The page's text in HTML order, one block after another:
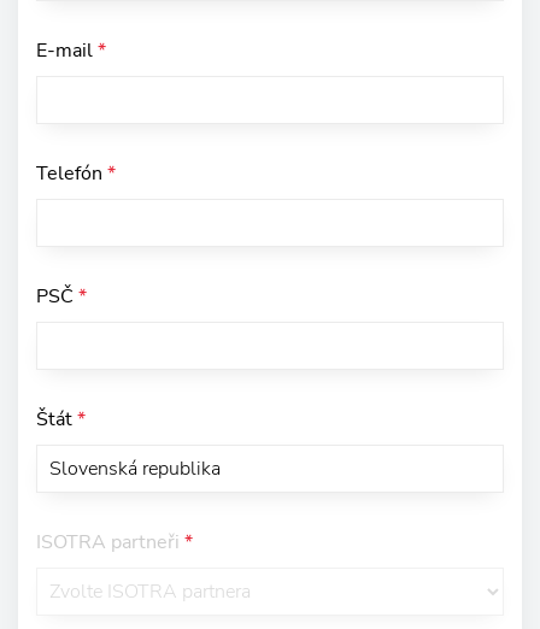
E-mail*
Telefón *
PSČ *
Štát*
ISOTRA partneři *